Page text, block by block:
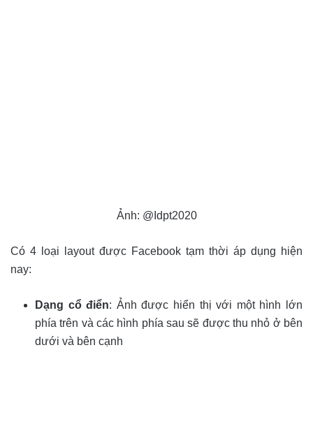
Ảnh: @Idpt2020
Có 4 loại layout được Facebook tạm thời áp dụng hiện
nay:
Dạng cổ điển: Ảnh được hiển thị với một hình lớn
phía trên và các hình phía sau sẽ được thu nhỏ ở bên
dưới và bên cạnh